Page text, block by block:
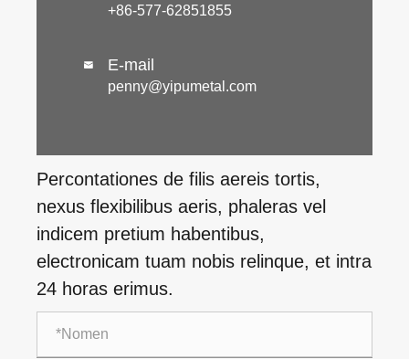
+86-577-62851855
 E-mail
penny@yipumetal.com
Percontationes de filis aereis tortis,
nexus flexibilibus aeris, phaleras vel
indicem pretium habentibus,
electronicam tuam nobis relinque, et intra
24 horas erimus.